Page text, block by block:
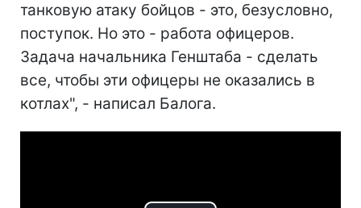
танковую атаку бойцов - это, безусловно,
поступок. Но это - работа офицеров.
Задача начальника Генштаба - сделать
все, чтобы эти офицеры не оказались в
котлах", - написал Балога.